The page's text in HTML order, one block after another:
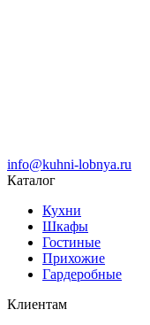
info@kuhni-lobnya.ru
Каталог
Кухни
Шкафы
Гостиные
Прихожие
Гардеробные
Клиентам